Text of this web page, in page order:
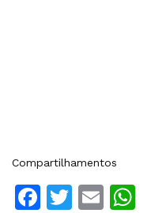
Compartilhamentos
Facebook
Twitter